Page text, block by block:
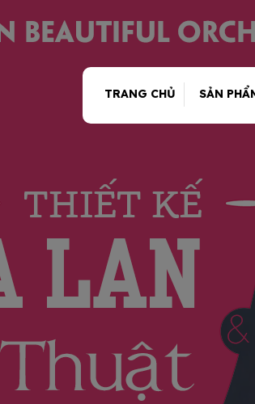
TRANG CHỦ SẢN